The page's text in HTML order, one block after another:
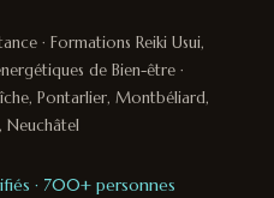
· Formations Reiki Usui,
de Bien-être ·
Pontarlier, Montbéliard,
Neuchâtel
· 700+ personnes